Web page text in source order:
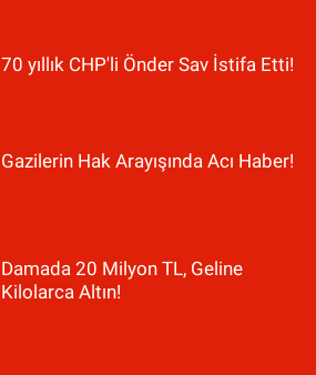
70 yıllık CHP'li Önder Sav İstifa Etti!
Gazilerin Hak Arayışında Acı Haber!
Damada 20 Milyon TL, Geline
Kilolarca Altın!